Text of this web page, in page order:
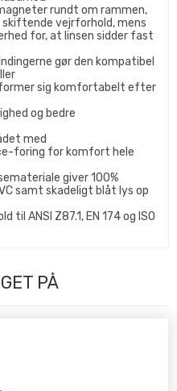
rundt om rammen,
vejrforhold, mens
for, at linsen sidder fast
gør den kompatibel
sig komfortabelt efter
og bedre
med
foring for komfort hele
giver 100%
samt skadeligt blåt lys op
til ANSI Z87.1, EN 174 og ISO
PÅ